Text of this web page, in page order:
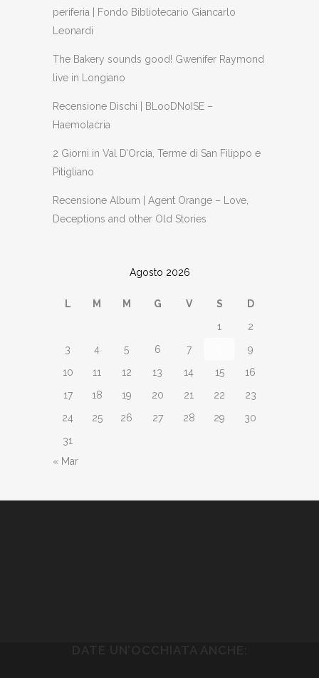
periferia | Fondo Bibliotecario Giancarlo
Leonardi
The Bakery sounds good! Gwenifer Raymond
live in Longiano
Recensione Dischi | BLooDNoISE –
Haemolacria
2 Giorni in Val D’Orcia, Terme di San Filippo e
Pitigliano
Recensione Album | Agent Orange – Love,
Deceptions and other Old Stories
Agosto 2026
L M M G V S
D
1
2
3
4 5 6 7
9
10
11 12 13 14 15
16
17
18 19 20 21 22
23
24
25 26 27 28 29
30
31
« Mar